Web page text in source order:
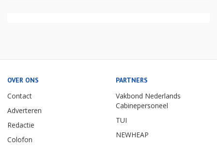
OVER ONS
Contact
Adverteren
Redactie
Colofon
PARTNERS
Vakbond Nederlands
Cabinepersoneel
TUI
NEWHEAP